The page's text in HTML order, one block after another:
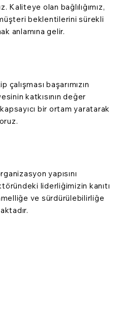
Kaliteye olan bağlılığımız,
beklentilerini sürekli
anlamına gelir.
başarımızın
katkısının değer
bir ortam yaratarak
yapısını
liderliğimizin kanıtı
ve sürdürülebilirliğe